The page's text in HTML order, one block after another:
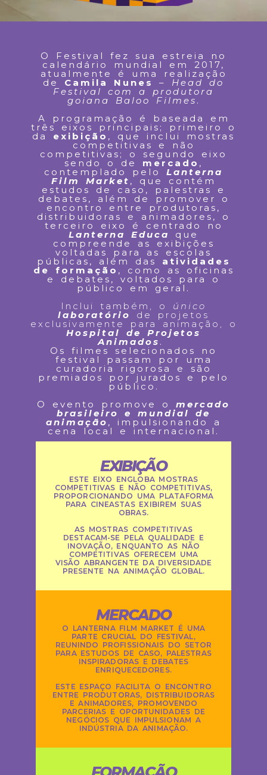
O Festival fez sua estreia no
calendário mundial em 2017,
atualmente é uma realização
de Camila Nunes – Head do
Festival com a produtora
goiana Baloo Filmes .
A programação é baseada em
três eixos principais; primeiro o
da exibição , que inclui mostras
competitivas e não
competitivas; o segundo eixo
sendo o de mercado ,
contemplado pelo Lanterna
Film Market , que contém
estudos de caso, palestras e
debates, além de promover o
encontro entre produtoras,
distribuidoras e animadores, o
terceiro eixo é centrado no
Lanterna Educa que
compreende as exibições
voltadas para as escolas
públicas, além das atividades
de formação , como as oficinas
e debates, voltados para o
público em geral.
Inclui também, o único
laboratório de projetos
exclusivamente para animação, o
Hospital de Projetos
Animados .
Os filmes selecionados no
festival passam por uma
curadoria rigorosa e são
premiados por jurados e pelo
público.
O evento promove o mercado
brasileiro e mundial de
animação , impulsionando a
cena local e internacional.
EXIBIÇÃO
ESTE EIXO ENGLOBA MOSTRAS
COMPETITIVAS E NÃO COMPETITIVAS,
PROPORCIONANDO UMA PLATAFORMA
PARA CINEASTAS EXIBIREM SUAS
OBRAS.
AS MOSTRAS COMPETITIVAS
DESTACAM-SE PELA QUALIDADE E
INOVAÇÃO, ENQUANTO AS NÃO
COMPETITIVAS OFERECEM UMA
VISÃO ABRANGENTE DA DIVERSIDADE
PRESENTE NA ANIMAÇÃO GLOBAL.
MERCADO
O LANTERNA FILM MARKET É UMA
PARTE CRUCIAL DO FESTIVAL,
REUNINDO PROFISSIONAIS DO SETOR
PARA ESTUDOS DE CASO, PALESTRAS
INSPIRADORAS E DEBATES
ENRIQUECEDORES.
ESTE ESPAÇO FACILITA O ENCONTRO
ENTRE PRODUTORAS, DISTRIBUIDORAS
E ANIMADORES, PROMOVENDO
PARCERIAS E OPORTUNIDADES DE
NEGÓCIOS QUE IMPULSIONAM A
INDÚSTRIA DA ANIMAÇÃO.